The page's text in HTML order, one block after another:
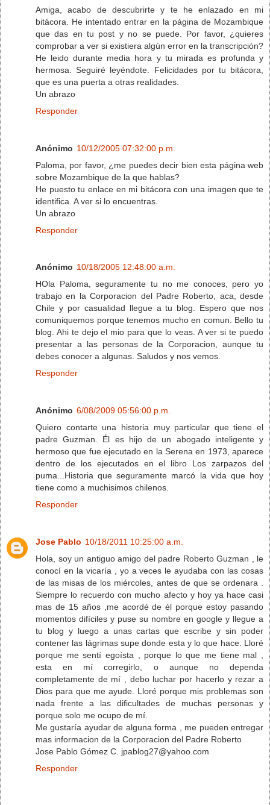
Amiga, acabo de descubrirte y te he enlazado en mi
bitácora. He intentado entrar en la página de Mozambique
que das en tu post y no se puede. Por favor, ¿quieres
comprobar a ver si existiera algún error en la transcripción?
He leido durante media hora y tu mirada es profunda y
hermosa. Seguiré leyéndote. Felicidades por tu bitácora,
que es una puerta a otras realidades.
Un abrazo
Responder
Anónimo 10/12/2005 07:32:00 p.m.
Paloma, por favor, ¿me puedes decir bien esta página web
sobre Mozambique de la que hablas?
He puesto tu enlace en mi bitácora con una imagen que te
identifica. A ver si lo encuentras.
Un abrazo
Responder
Anónimo 10/18/2005 12:48:00 a.m.
HOla Paloma, seguramente tu no me conoces, pero yo
trabajo en la Corporacion del Padre Roberto, aca, desde
Chile y por casualidad llegue a tu blog. Espero que nos
comuniquemos porque tenemos mucho en comun. Bello tu
blog. Ahi te dejo el mio para que lo veas. A ver si te puedo
presentar a las personas de la Corporacion, aunque tu
debes conocer a algunas. Saludos y nos vemos.
Responder
Anónimo 6/08/2009 05:56:00 p.m.
Quiero contarte una historia muy particular que tiene el
padre Guzman. Él es hijo de un abogado inteligente y
hermoso que fue ejecutado en la Serena en 1973, aparece
dentro de los ejecutados en el libro Los zarpazos del
puma...Historia que seguramente marcó la vida que hoy
tiene como a muchisimos chilenos.
Responder
Jose Pablo 10/18/2011 10:25:00 a.m.
Hola, soy un antiguo amigo del padre Roberto Guzman , le
conocí en la vicaría , yo a veces le ayudaba con las cosas
de las misas de los miércoles, antes de que se ordenara .
Siempre lo recuerdo con mucho afecto y hoy ya hace casi
mas de 15 años ,me acordé de él porque estoy pasando
momentos difíciles y puse su nombre en google y llegue a
tu blog y luego a unas cartas que escribe y sin poder
contener las lágrimas supe donde esta y lo que hace. Lloré
porque me sentí egoísta , porque lo que me tiene mal ,
esta en mí corregirlo, o aunque no dependa
completamente de mí , debo luchar por hacerlo y rezar a
Dios para que me ayude. Lloré porque mis problemas son
nada frente a las dificultades de muchas personas y
porque solo me ocupo de mí.
Me gustaría ayudar de alguna forma , me pueden entregar
mas informacion de la Corporacion del Padre Roberto
Jose Pablo Gómez C. jpablog27@yahoo.com
Responder